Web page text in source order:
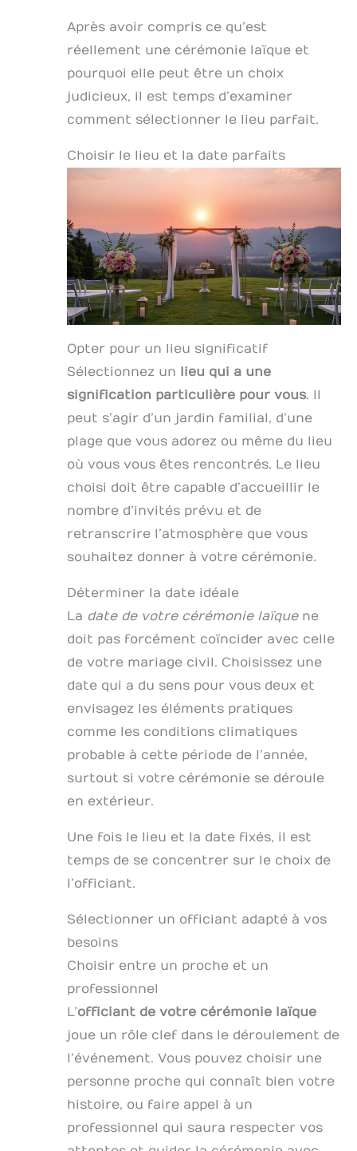
Après avoir compris ce qu’est
réellement une cérémonie laïque et
pourquoi elle peut être un choix
judicieux, il est temps d’examiner
comment sélectionner le lieu parfait.
Choisir le lieu et la date parfaits
Opter pour un lieu significatif
Sélectionnez un
lieu qui a une
signification particulière pour vous. Il
peut s’agir d’un jardin familial, d’une
plage que vous adorez ou même du lieu
où vous vous êtes rencontrés. Le lieu
choisi doit être capable d’accueillir le
nombre d’invités prévu et de
retranscrire l’atmosphère que vous
souhaitez donner à votre cérémonie.
Déterminer la date idéale
La date de votre cérémonie laïquene
doit pas forcément coïncider avec celle
de votre mariage civil. Choisissez une
date qui a du sens pour vous deux et
envisagez les éléments pratiques
comme les conditions climatiques
probable à cette période de l’année,
surtout si votre cérémonie se déroule
en extérieur.
Une fois le lieu et la date fixés, il est
temps de se concentrer sur le choix de
l’officiant.
Sélectionner un officiant adapté à vos
besoins
Choisir entre un proche et un
professionnel
L’officiant de votre cérémonie laïque
joue un rôle clef dans le déroulement de
l’événement. Vous pouvez choisir une
personne proche qui connaît bien votre
histoire, ou faire appel à un
professionnel qui saura respecter vos